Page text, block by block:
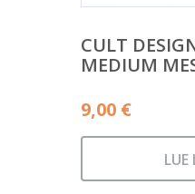
CULT
MEDIUM
9,00 €
LUE